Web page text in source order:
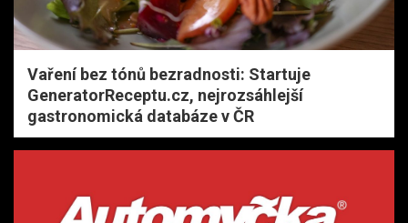
Vaření bez tónů bezradnosti: Startuje
GeneratorReceptu.cz, nejrozsáhlejší
gastronomická databáze v ČR